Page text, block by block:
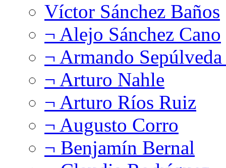
Víctor Sánchez Baños
¬ Alejo Sánchez Cano
¬ Armando
¬ Arturo Nahle
¬ Arturo Ríos Ruiz
¬ Augusto Corro
¬ Benjamín Bernal